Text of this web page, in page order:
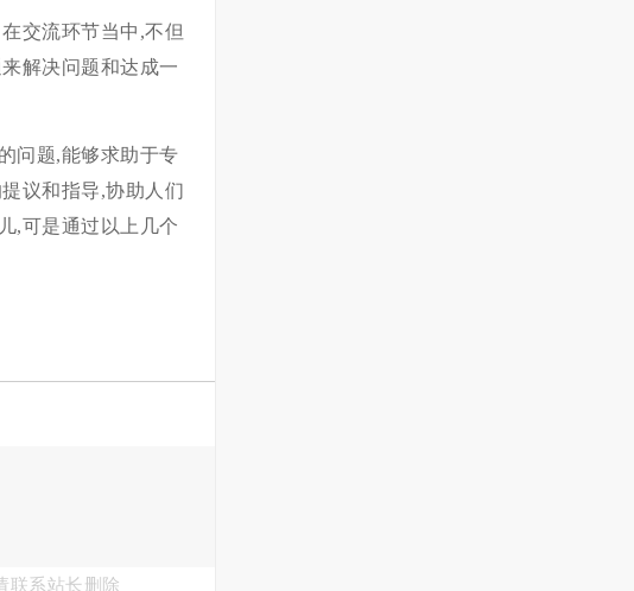
交流环节当中,不但
解决问题和达成一
问题,能够求助于专
议和指导,协助人们
,可是通过以上几个
联系站长删除